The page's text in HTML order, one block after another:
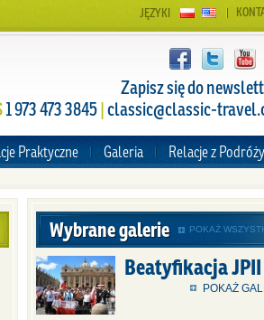
JĘZYKI
Zapisz się do
1 973 473 3845|classic@classic-
Praktyczne Galeria Relacje z Podróży
Wybrane galerie POKAŻ
Beatyfikacja JPII
POKAŻ